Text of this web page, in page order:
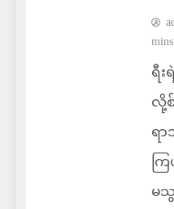
mins
ရီး
လို့
ရ
က
မသွ